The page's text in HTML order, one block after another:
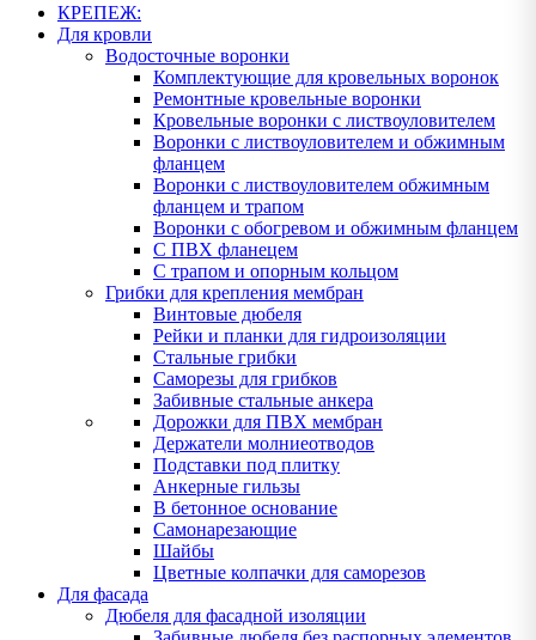
КРЕПЕЖ:
Для кровли
Водосточные воронки
Комплектующие для кровельных воронок
Ремонтные кровельные воронки
Кровельные воронки с листвоуловителем
Воронки с листвоуловителем и обжимным
фланцем
Воронки с листвоуловителем обжимным
фланцем и трапом
Воронки с обогревом и обжимным фланцем
С ПВХ фланецем
С трапом и опорным кольцом
Грибки для крепления мембран
Винтовые дюбеля
Рейки и планки для гидроизоляции
Стальные грибки
Саморезы для грибков
Забивные стальные анкера
Дорожки для ПВХ мембран
Держатели молниеотводов
Подставки под плитку
Анкерные гильзы
В бетонное основание
Самонарезающие
Шайбы
Цветные колпачки для саморезов
Для фасада
Дюбеля для фасадной изоляции